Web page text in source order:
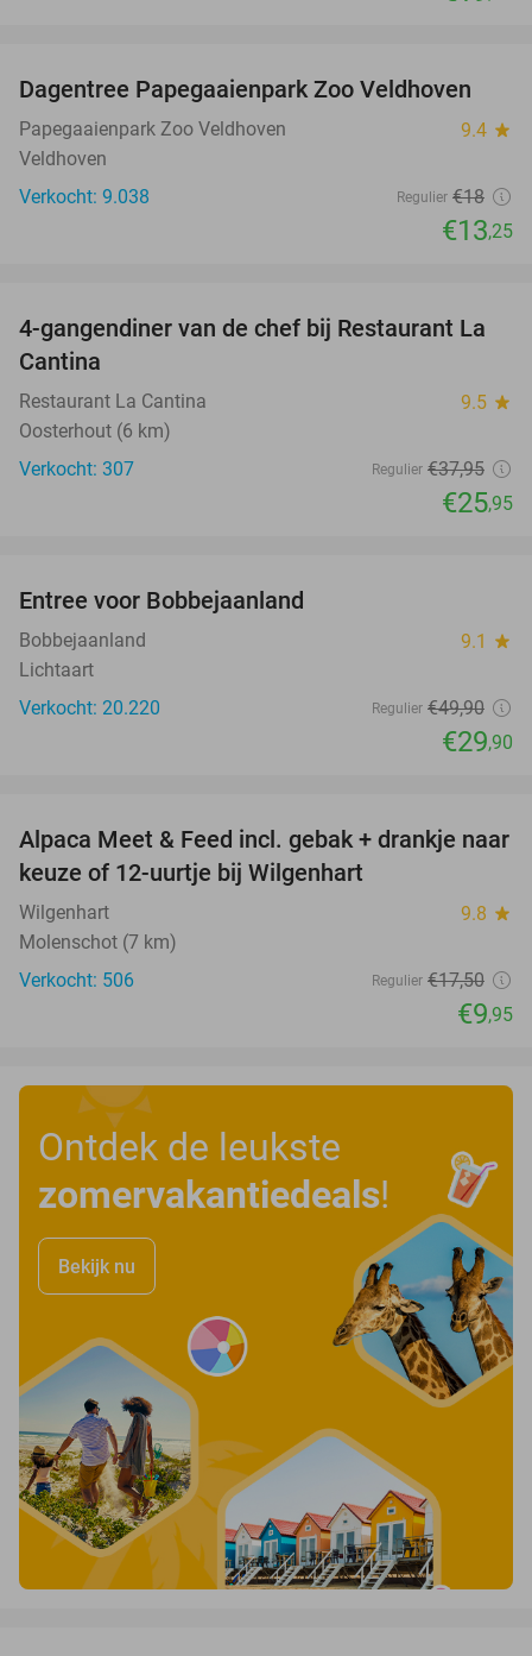
26%
Dagentree Papegaaienpark Zoo Veldhoven
Papegaaienpark Zoo Veldhoven 9.4 star
Veldhoven
Verkocht: 9.038
Regulier €18
€13,25
32%
4-gangendiner van de chef bij Restaurant La
Cantina
Restaurant La Cantina 9.5 star
Oosterhout (6 km)
Verkocht: 307
Regulier €37,95
€25,95
Entree voor Bobbejaanland
Bobbejaanland 9.1 star
Lichtaart
Verkocht: 20.220
Regulier €49,90
€29,90
43%
Alpaca Meet & Feed incl. gebak + drankje naar
keuze of 12-uurtje bij Wilgenhart
Wilgenhart 9.8 star
Molenschot (7 km)
Verkocht: 506
Regulier €17,50
€9,95
Ontdek de leukste
zomervakantiedeals!
Bekijk nu